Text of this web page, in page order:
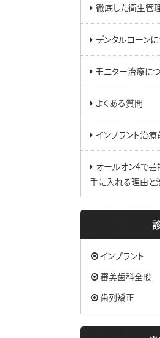
徹底した衛生管
デンタルローン
モニター治療に
よくある質問
インプラント治
オールオン4で
手に入れる理由と
インプラント
審美歯科全般
歯列矯正